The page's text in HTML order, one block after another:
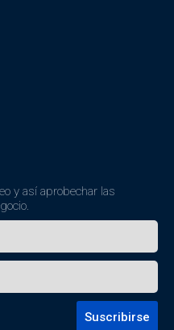
y así aprobechar las
Suscribirse